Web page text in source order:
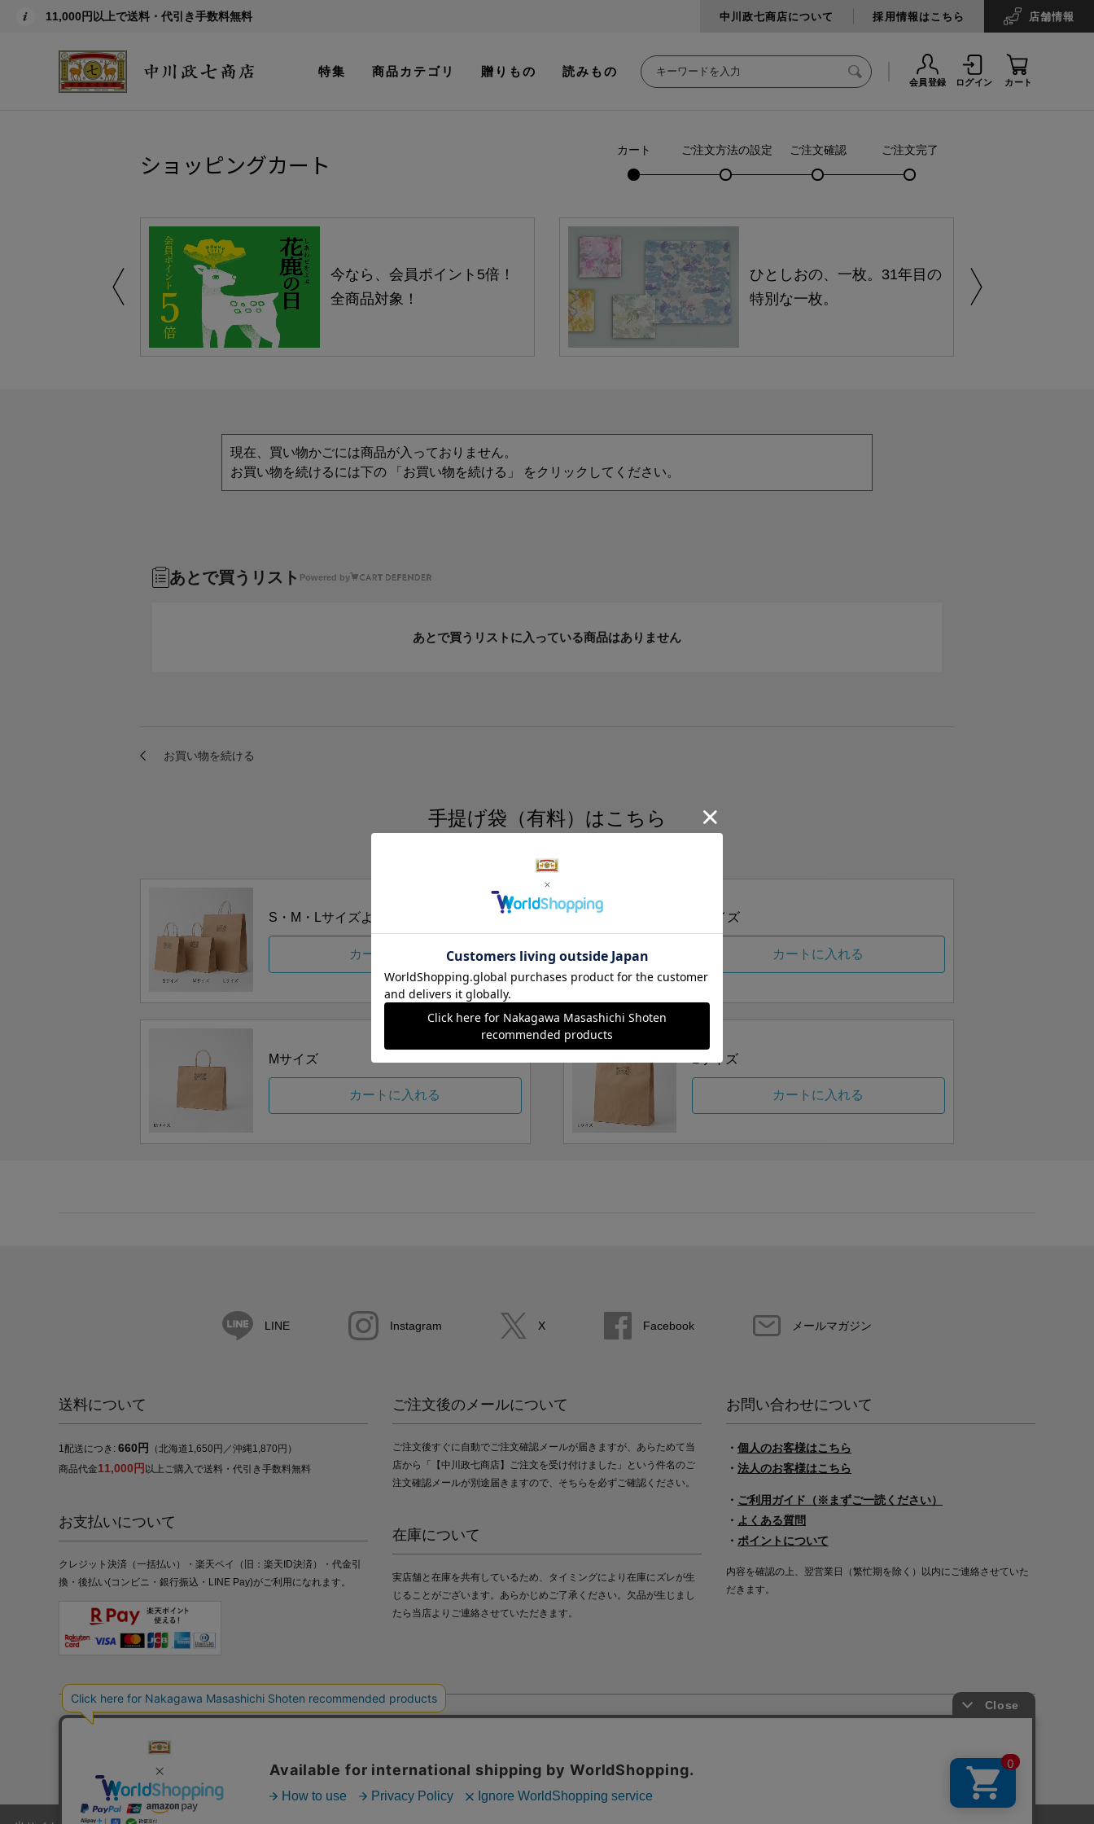
11,000円以上で送料・代引き手数料無料 中川政七商店について 採用情報はこちら 店舗情報
特集 商品カテゴリ 贈りもの 読みもの
会員登録 ログイン カート
ショッピングカート カート ご注文方法の設定 ご注文確認 ご注文完了
今なら、会員ポイント5倍！
全商品対象！
ひとしおの、一枚。31年目の
特別な一枚。
現在、買い物かごには商品が入っておりません。
お買い物を続けるには下の 「お買い物を続ける」 をクリックしてください。
あとで買うリスト Powered by
あとで買うリストに入っている商品はありません
手提げ袋（有料）はこちら
S・M・Lの3つサイズをご用意しております。
S・M・Lサイズより当店にお任せ
カートに入れる
Sサイズ
カートに入れる
Mサイズ
カートに入れる
Lサイズ
カートに入れる
LINE Instagram X Facebook メールマガジン
送料について
1配送につき: 660円
（北海道1,650円／沖縄1,870円）
商品代金11,000円 以上ご購入で送料・代引き手数料無料
お支払いについて
クレジット決済（一括払い）・楽天ペイ（旧：楽天ID決済）・代金引
換・後払い(コンビニ・銀行振込・LINE Pay)がご利用になれます。
ご注文後のメールについて
ご注文後すぐに自動でご注文確認メールが届きますが、あらためて当
店から「【中川政七商店】ご注文を受け付けました」という件名のご
注文確認メールが別途届きますので、そちらを必ずご確認ください。
在庫について
実店舗と在庫を共有しているため、タイミングにより在庫にズレが生
じることがございます。あらかじめご了承ください。欠品が生じまし
たら当店よりご連絡させていただきます。
お問い合わせについて
・ 個人のお客様はこちら
・ 法人のお客様はこちら
・ ご利用ガイド（※まずご一読ください）
・ よくある質問
・ ポイントについて
内容を確認の上、翌営業日（繁忙期を除く）以内にご連絡させていた
だきます。
プライバシーポリシー